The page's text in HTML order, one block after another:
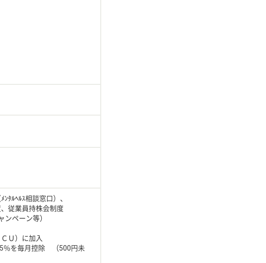
ﾀﾙﾍﾙｽ相談窓口）、
従業員持株会制度
ンペーン等）
Ｕ）に加入
％を毎月控除 （500円未